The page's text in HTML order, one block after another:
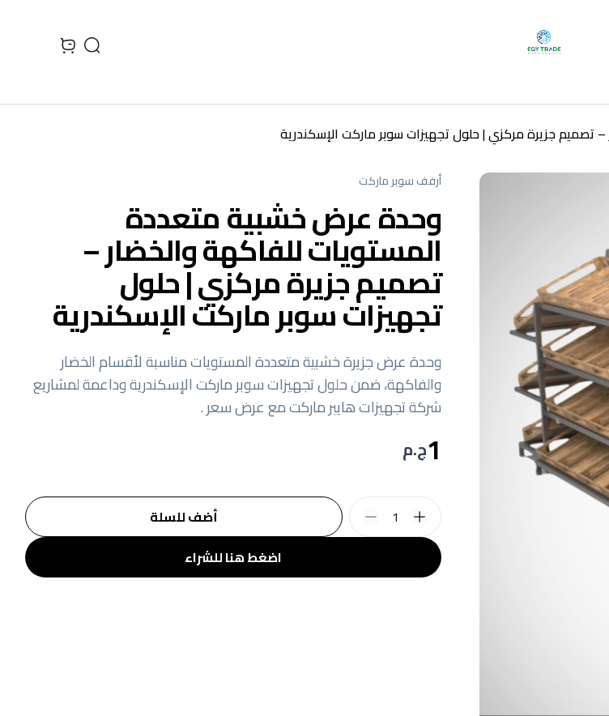
Search
view bag
جزيرة مركزي | حلول تجهيزات سوبر ماركت الإسكندرية
أرفف سوبر ماركت
وحدة عرض خشبية متعددة
المستويات للفاكهة والخضار –
تصميم جزيرة مركزي | حلول
تجهيزات سوبر ماركت الإسكندرية
وحدة عرض جزيرة خشبية متعددة المستويات مناسبة لأقسام الخضار
والفاكهة، ضمن حلول تجهيزات سوبر ماركت الإسكندرية وداعمة لمشاريع
شركة تجهيزات هايبر ماركت مع عرض سعر .
1ج.م
اضغط هنا للشراء
أضف للسلة 1